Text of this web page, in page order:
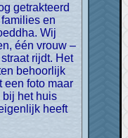
getrakteerd
en
Wij
één vrouw –
rijdt. Het
behoorlijk
een foto maar
bij het huis
heeft